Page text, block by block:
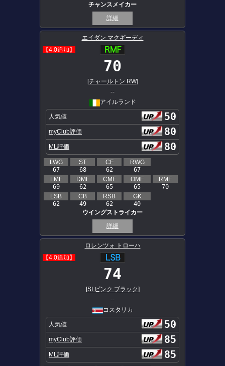
チャンスメイカー
詳細
エイダン マクギーディ
【4.0追加】
70
[チャールトン RW]
--
アイルランド
人気値 50
myClub評価 80
ML評価 80
LWG
67
ST
68
CF
62
RWG
67
LMF
69
DMF
62
CMF
65
OMF
65
RMF
70
LSB
62
CB
49
RSB
62
GK
40
ウイングストライカー
詳細
ロレンツォ トローハ
【4.0追加】
74
[SI ピンク ブラック]
--
コスタリカ
人気値 50
myClub評価 85
ML評価 85